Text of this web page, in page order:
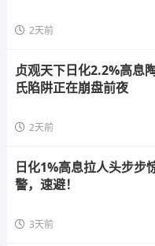
2天前
贞观天下日化2.2%高息
氏陷阱正在崩盘前夜
2天前
日化1%高息拉人头步步
警，速避！
3天前